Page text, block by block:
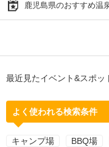
鹿児島県のおすすめ温
最近見たイベント&スポッ
よく使われる検索条件
キャンプ場 BBQ場